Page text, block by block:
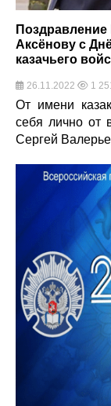
Аксёнову с
казачьего
26.11.2022 1
От имени
себя лично от
Сергей